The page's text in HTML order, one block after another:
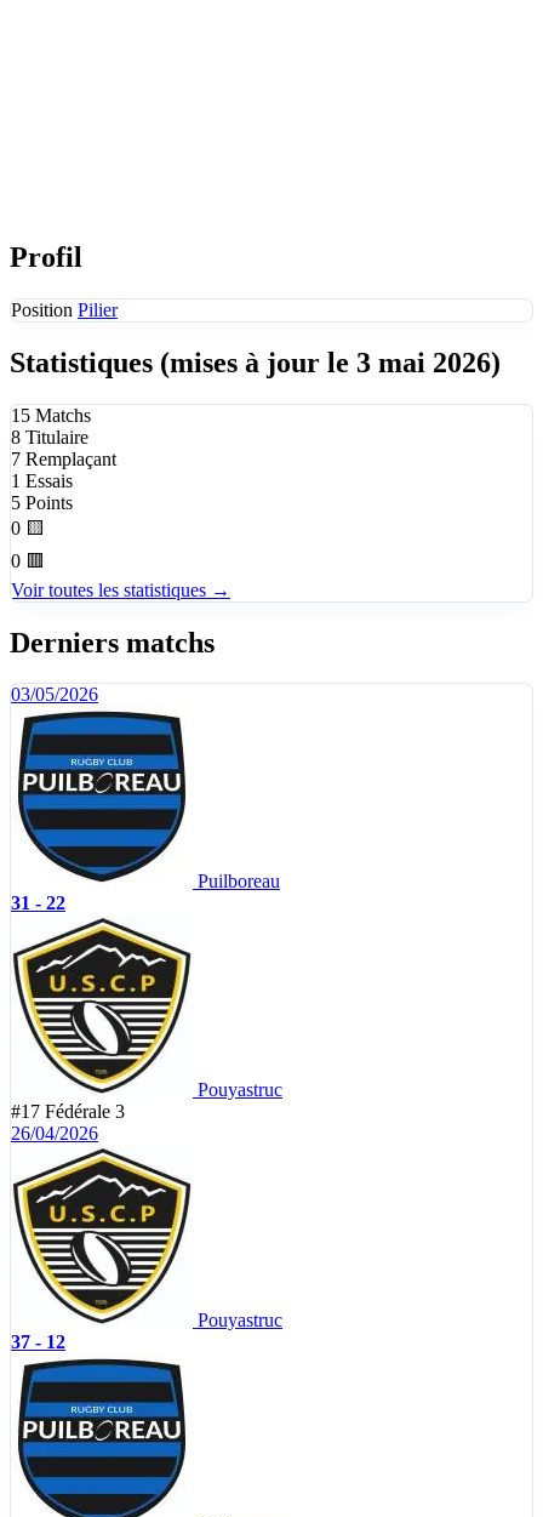
Profil
Position Pilier
Statistiques (mises à jour le 3 mai 2026)
15 Matchs
8 Titulaire
7 Remplaçant
1 Essais
5 Points
0 🟨
0 🟥
Voir toutes les statistiques →
Derniers matchs
03/05/2026
Puilboreau
31 - 22
Pouyastruc
#17 Fédérale 3
26/04/2026
Pouyastruc
37 - 12